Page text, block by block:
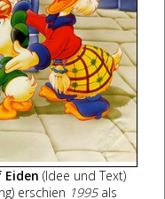
(Idee und Text)
erschien 1995als